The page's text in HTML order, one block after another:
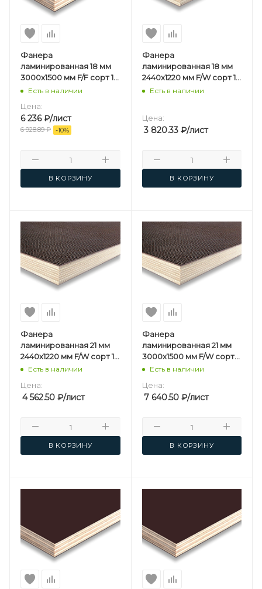
Фанера
ламинированная 18 мм
3000х1500 мм F/F сорт 1/1
березовая
Есть в наличии
Цена:
6 236₽/лист
6 928.89₽ -10%
В КОРЗИНУ
Фанера
ламинированная 18 мм
2440х1220 мм F/W сорт 1/1
березовая
Есть в наличии
Цена:
3 820.33₽/лист
В КОРЗИНУ
Фанера
ламинированная 21 мм
2440х1220 мм F/W сорт 1/1
березовая
Есть в наличии
Цена:
4 562.50 ₽/лист
В КОРЗИНУ
Фанера
ламинированная 21 мм
3000х1500 мм F/W сорт
1/1 березовая
Есть в наличии
Цена:
7 640.50₽/лист
В КОРЗИНУ